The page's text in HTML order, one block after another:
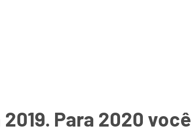
Para 2020 você